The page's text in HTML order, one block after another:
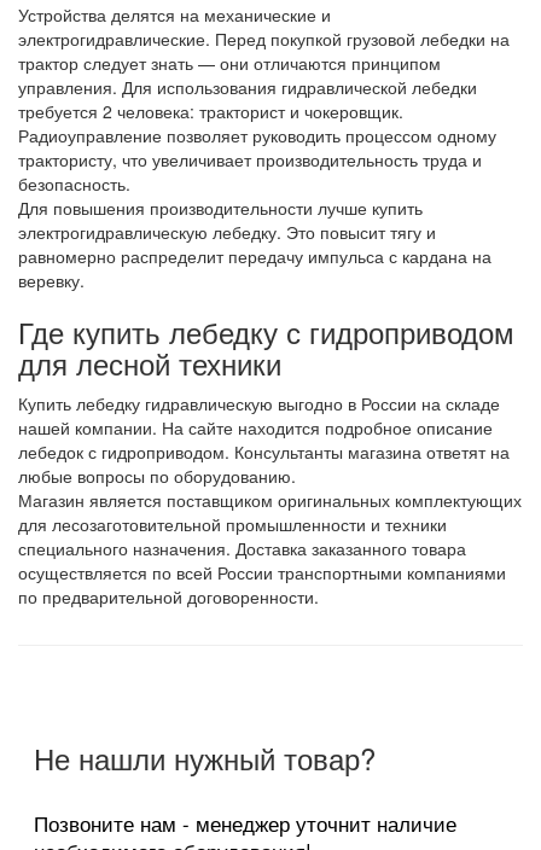
Устройства делятся на механические и
электрогидравлические. Перед покупкой грузовой лебедки на
трактор следует знать — они отличаются принципом
управления. Для использования гидравлической лебедки
требуется 2 человека: тракторист и чокеровщик.
Радиоуправление позволяет руководить процессом одному
трактористу, что увеличивает производительность труда и
безопасность.
Для повышения производительности лучше купить
электрогидравлическую лебедку. Это повысит тягу и
равномерно распределит передачу импульса с кардана на
веревку.
Где купить лебедку с гидроприводом
для лесной техники
Купить лебедку гидравлическую выгодно в России на складе
нашей компании. На сайте находится подробное описание
лебедок с гидроприводом. Консультанты магазина ответят на
любые вопросы по оборудованию.
Магазин является поставщиком оригинальных комплектующих
для лесозаготовительной промышленности и техники
специального назначения. Доставка заказанного товара
осуществляется по всей России транспортными компаниями
по предварительной договоренности.
Не нашли нужный товар?
Позвоните нам - менеджер уточнит наличие